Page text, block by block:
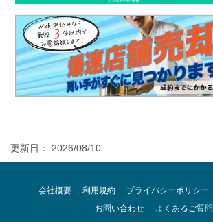
更新日： 2026/08/10
会社概要 利用規約 プライバシーポリシー
お問い合わせ
よくあるご質問